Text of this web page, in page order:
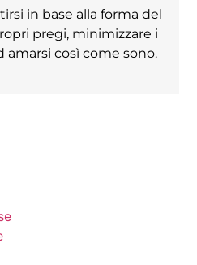
in base alla forma del
pregi, minimizzare i
amarsi così come sono.